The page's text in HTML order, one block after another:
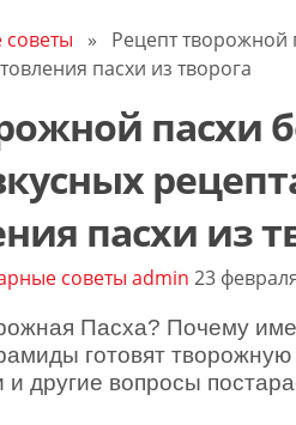
» Рецепт творожной
пасхи из творога
пасхи
пасхи из
советы admin 23
Пасха? Почему
готовят творожную
и другие вопросы